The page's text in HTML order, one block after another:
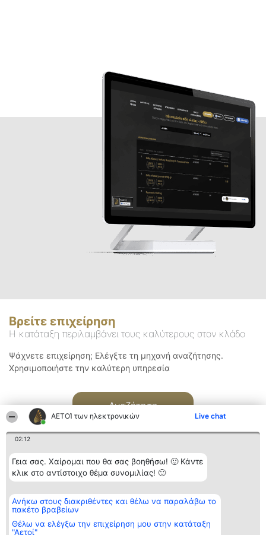
ΑΕΤΟΊ των ηλεκτρονικών Live chat
02:12
Γεια σας. Χαίρομαι που θα σας βοηθήσω! 🙂 Κάντε
κλικ στο αντίστοιχο θέμα συνομιλίας! 🙂
Ανήκω στους διακριθέντες και θέλω να παραλάβω το
πακέτο βραβείων
Θέλω να ελέγξω την επιχείρηση μου στην κατάταξη
"Αετοί"
Βρείτε επιχείρηση
Η κατάταξη περιλαμβάνει τους καλύτερους στον κλάδο
Ψάχνετε επιχείρηση; Ελέγξτε τη μηχανή αναζήτησης.
Χρησιμοποιήστε την καλύτερη υπηρεσία
Αναζήτηση
Διοργανωτής της
κατάταξης
BEAUTIFUL COMPANY
ΤΗΛ. ΕΠΙΚΟΙΝΩΝΙΑΣ:
Κατάταξη
Διακριθέντες
των
διακριθέντων
Επικοινωνία
Επικοινωνία